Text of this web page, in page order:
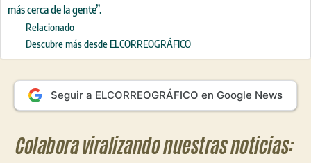
más cerca de la gente”.
Relacionado
Descubre más desde ELCORREOGRÁFICO
Seguir a ELCORREOGRÁFICO en Google News
Colabora viralizando nuestras noticias: